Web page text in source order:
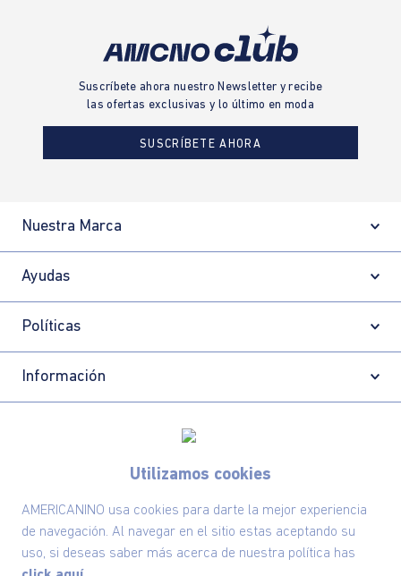
Utilizamos cookies
AMERICANINO usa cookies para darte la mejor experiencia
de navegación. Al navegar en el sitio estas aceptando su
uso, si deseas saber más acerca de nuestra política has
Suscríbete ahora nuestro Newsletter y recibe
las ofertas exclusivas y lo último en moda
SUSCRÍBETE AHORA
Nuestra Marca
Ayudas
Políticas
Información